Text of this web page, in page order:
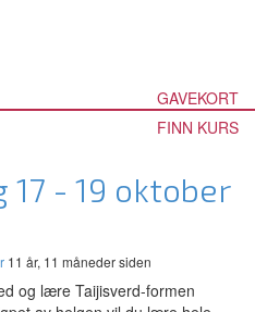
GAVEKORT
FINN KURS
- 19 oktober
11 år, 11 måneder siden
og lære Taijisverd-formen